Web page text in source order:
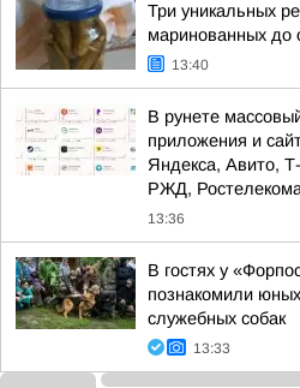
Три уникальных
маринованных до
13:40
В рунете
приложения и
Яндекса, Авито,
РЖД, Ростелекома
13:36
В гостях у
познакомили
служебных собак
13:33